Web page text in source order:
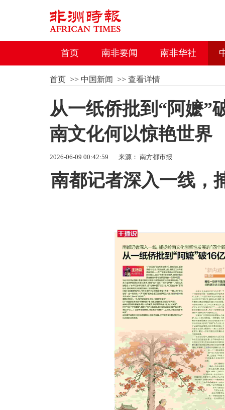
首页 南非要闻 南非华社
首页>> 中国新闻 >> 查看详情
从一纸侨批到“阿嬷”
南文化何以惊艳世界
2026-06-09 00:42:59 来源： 南方都市报
南都记者深入一线，